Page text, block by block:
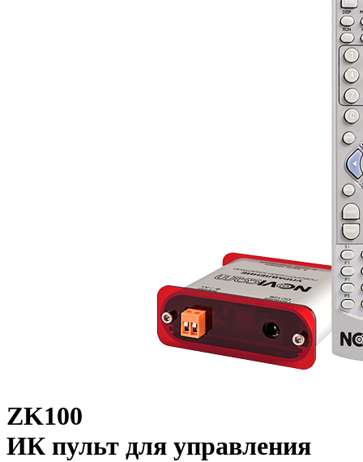
ZK100
ИК пульт для управления